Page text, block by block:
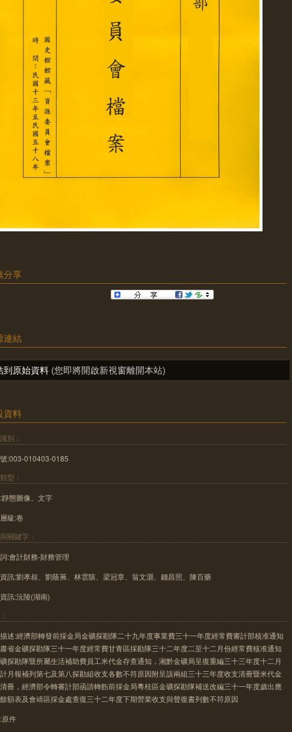
分享
連結
到原始資料 (您即將開啟新視窗離開本站)
資料
別：
:003-010403-0185
型：
靜態圖像、文字
級:卷
關鍵字：
:會計財務-財務管理
訊:劉孝叔、劉蔭茀、林雲陔、梁冠章、翁文灝、錢昌照、陳百藥
訊:沅陵(湖南)
述:經濟部轉發前採金局金礦探勘隊二十九年度事業費三十一年度經常費審計部核准通知
省金礦探勘隊三十一年度經常費甘青區採勘隊三十二年度二至十二月份經常費核准通知
探勘隊暨所屬生活補助費員工米代金存查通知，湘黔金礦局呈復重編三十三年度十二月
月報補列第七及第八探勘組收支各數不符原因附呈該兩組三十三年度收支清冊暨米代金
冊，經濟部令轉審計部函請轉飭前採金局粵桂區金礦探勘隊補送改編三十一年度歲出應
額表及會靖區採金處查復三十二年度下期營業收支與聲復書列數不符原因
原件